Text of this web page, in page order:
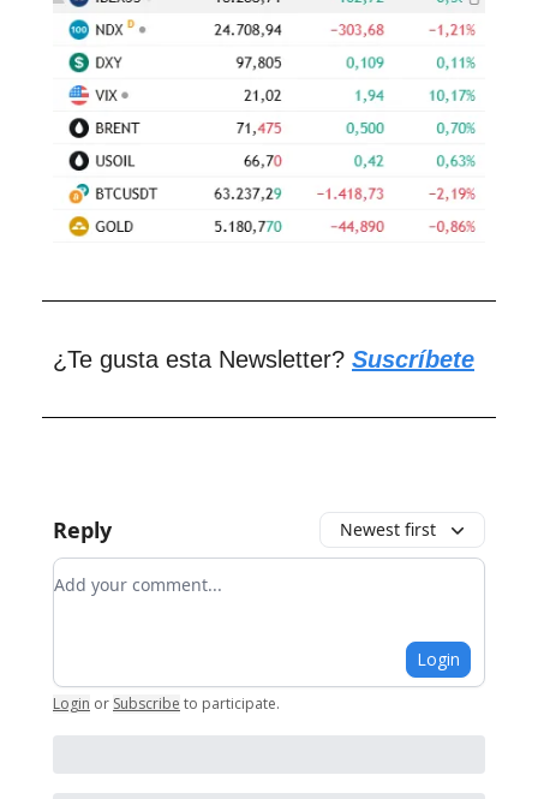
¿Te gusta esta Newsletter? Suscríbete
Reply Newest first
Add your comment
Login
Login or Subscribe to participate.